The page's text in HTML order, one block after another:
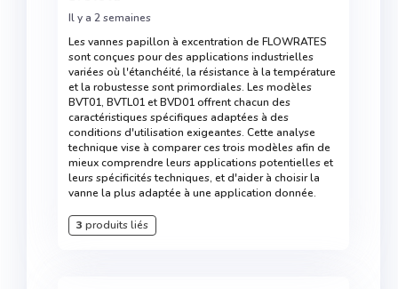
Il y a 2 semaines
Les vannes papillon à excentration de FLOWRATES
sont conçues pour des applications industrielles
variées où l'étanchéité, la résistance à la température
et la robustesse sont primordiales. Les modèles
BVT01, BVTL01 et BVD01 offrent chacun des
caractéristiques spécifiques adaptées à des
conditions d'utilisation exigeantes. Cette analyse
technique vise à comparer ces trois modèles afin de
mieux comprendre leurs applications potentielles et
leurs spécificités techniques, et d'aider à choisir la
vanne la plus adaptée à une application donnée.
3 produits liés